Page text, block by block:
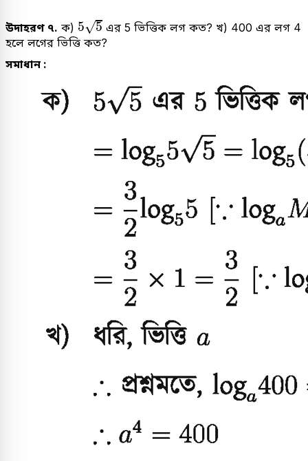
উদাহরণ ৭. ক) 5√5
5
এর 5 ভিত্তিক লগ কত? খ) 400 এর লগ 4
হলে লগের ভিত্তি কত?
সমাধান :